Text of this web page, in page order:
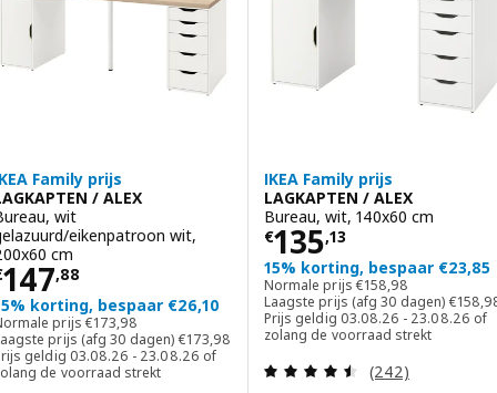
Optie: MITTZON, Bureau, wit/
Family prijs
/ ALEX
wit
eikenpatroon wit,
cm
147,88
€ 147,88
korting, bespaar €26,10
prijs€173,98
Normale prijs € 173,98
prijs (afg 30 dagen)€173,98
Laagste prijs (afg 30 dagen) € 173,98
geldig 03.08.26 - 23.08.26 of
de voorraad strekt
IKEA Family prijs
LAGKAPTEN / ALEX
Bureau, wit, 140x60 cm
€135,13
Prijs € 135,13
15% korting, bespaar €23,85
Normale prijs€158,98
Normale prijs €
Laagste prijs (afg 30 dagen)€158,
Prijs geldig 03.08.26 - 23.08.26 of
zolang de voorraad strekt
Beoordeling:
(242)